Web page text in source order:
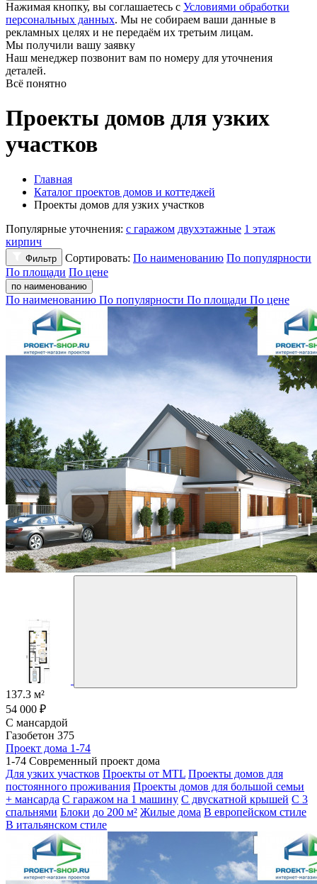
Нажимая кнопку, вы соглашаетесь с Условиями обработки
персональных данных. Мы не собираем ваши данные в
рекламных целях и не передаём их третьим лицам.
Мы получили вашу заявку
Наш менеджер позвонит вам по номеру для уточнения
деталей.
Всё понятно
Проекты домов для узких
участков
Главная
Каталог проектов домов и коттеджей
Проекты домов для узких участков
Популярные уточнения: с гаражом двухэтажные 1 этаж
кирпич
Фильтр Сортировать: По наименованию По популярности
По площади По цене
по наименованию
По наименованию По популярности По площади По цене
137.3 м²
54 000 ₽
С мансардой
Газобетон 375
Проект дома 1-74
1-74 Современный проект дома
Для узких участков Проекты от MTL Проекты домов для
постоянного проживания Проекты домов для большой семьи
+ мансарда С гаражом на 1 машину С двускатной крышей С 3
спальнями Блоки до 200 м² Жилые дома В европейском стиле
В итальянском стиле